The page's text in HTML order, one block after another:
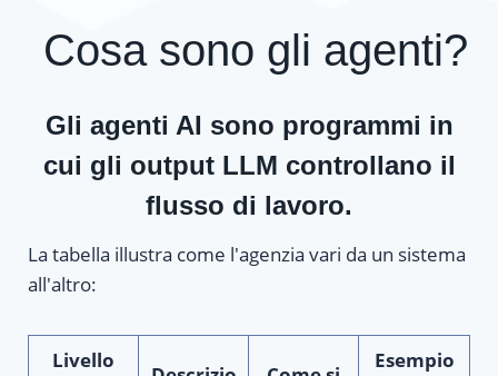
Cosa sono gli agenti?
Gli agenti AI sono programmi in
cui gli output LLM controllano il
flusso di lavoro.
La tabella illustra come l'agenzia vari da un sistema
all'altro:
Livello
Esempio